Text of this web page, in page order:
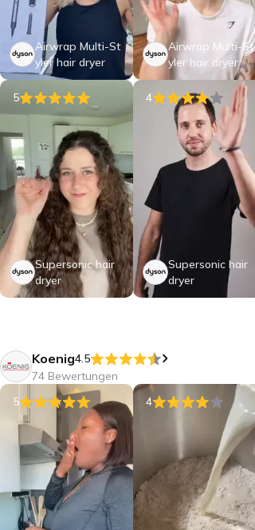
Airwrap Multi-St
yler hair dryer
Airwrap Multi-St
yler hair dryer
5
Supersonic hair
dryer
4
Supersonic hair
dryer
Koenig4.5
74 Bewertungen
5
4